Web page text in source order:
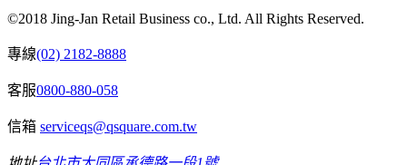
©2018 Jing-Jan Retail Business co., Ltd. All Rights Reserved.
專線(02) 2182-8888
客服0800-880-058
信箱 serviceqs@qsquare.com.tw